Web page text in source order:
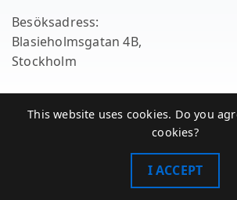
This website uses cookies. Do you
cookies?
I ACCEPT
Besöksadress:
Blasieholmsgatan 4B,
Stockholm